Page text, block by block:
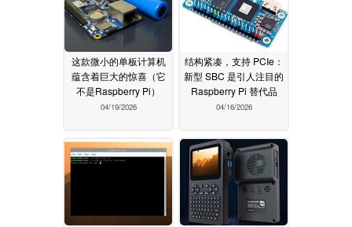
这款微小的单板计算机
蕴含着巨大的惊喜（它
不是Raspberry Pi）
04/19/2026
结构紧凑，支持 PCIe：
新型 SBC 是引人注目的
Raspberry Pi 替代品
04/16/2026